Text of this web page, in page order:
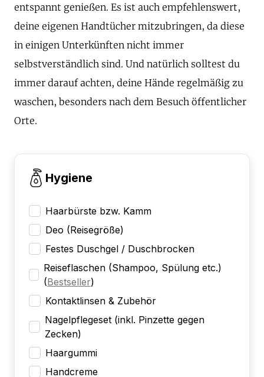
entspannt genießen. Es ist auch empfehlenswert,
deine eigenen Handtücher mitzubringen, da diese
in einigen Unterkünften nicht immer
selbstverständlich sind. Und natürlich solltest du
immer darauf achten, deine Hände regelmäßig zu
waschen, besonders nach dem Besuch öffentlicher
Orte.
Hygiene
Haarbürste bzw. Kamm
Deo (Reisegröße)
Festes Duschgel / Duschbrocken
Reiseflaschen (Shampoo, Spülung etc.)
(Bestseller)
Kontaktlinsen & Zubehör
Nagelpflegeset (inkl. Pinzette gegen
Zecken)
Haargummi
Handcreme